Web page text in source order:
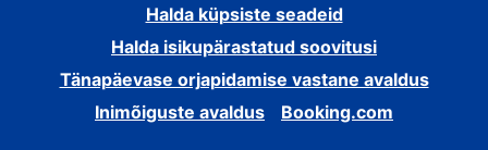
Halda küpsiste seadeid
Halda isikupärastatud soovitusi
Tänapäevase orjapidamise vastane avaldus
Inimõiguste avaldus
Booking.com